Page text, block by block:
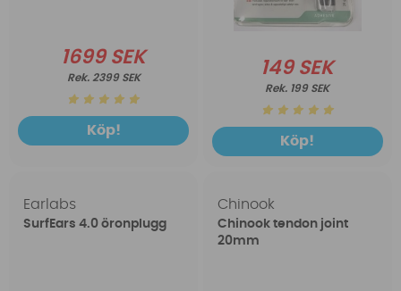
1699 SEK
2399 SEK
Köp!
149 SEK
199 SEK
Köp!
Earlabs
SurfEars 4.0 öronplugg
Chinook
Chinook tendon joint
20mm